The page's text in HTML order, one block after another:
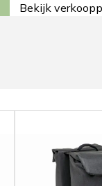
Bekijk